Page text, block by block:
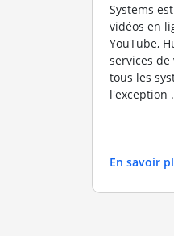
Systems
vidéos en
YouTube,
services
tous les
l'exception
En savoir